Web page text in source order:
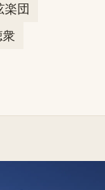
楽団